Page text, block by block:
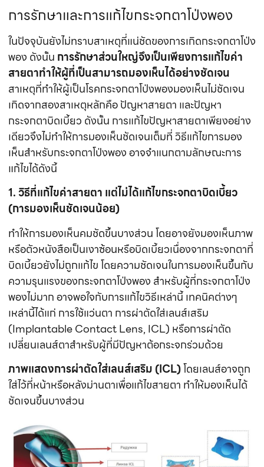
การรักษาและการแก้ไขกระจกตาโป่งพอง
ในปัจจุบันยังไม่ทราบสาเหตุที่แน่ชัดของการเกิดกระจกตาโป่ง
พอง ดังนั้น การรักษาส่วนใหญ่จึงเป็นเพียงการแก้ไขค่า
สายตาทำให้ผู้ที่เป็นสามารถมองเห็นได้อย่างชัดเจน
สาเหตุที่ทำให้ผู้เป็นโรคกระจกตาโป่งพองมองเห็นไม่ชัดเจน
เกิดจากสองสาเหตุหลักคือ ปัญหาสายตา และปัญหา
กระจกตาบิดเบี้ยว ดังนั้น การแก้ไขปัญหาสายตาเพียงอย่าง
เดียวจึงไม่ทำให้การมองเห็นชัดเจนเต็มที่ วิธีแก้ไขการมอง
เห็นสำหรับกระจกตาโป่งพอง อาจจำแนกตามลักษณะการ
แก้ไขได้ดังนี้
1. วิธีที่แก้ไขค่าสายตา แต่ไม่ได้แก้ไขกระจกตาบิดเบี้ยว
(การมองเห็นชัดเจนน้อย)
ทำให้การมองเห็นคมชัดขึ้นบางส่วน โดยอาจยังมองเห็นภาพ
หรือตัวหนังสือเป็นเงาซ้อนหรือบิดเบี้ยวเนื่องจากกระจกตาที่
บิดเบี้ยวยังไม่ถูกแก้ไข โดยความชัดเจนในการมองเห็นขึ้นกับ
ความรุนแรงของกระจกตาโป่งพอง สำหรับผู้ที่กระจกตาโป่ง
พองไม่มาก อาจพอใจกับการแก้ไขวิธีเหล่านี้ เทคนิคต่างๆ
เหล่านี้ได้แก่ การใช้แว่นตา การผ่าตัดใส่เลนส์เสริม
(Implantable Contact Lens, ICL) หรือการผ่าตัด
เปลี่ยนเลนส์ตาสำหรับผู้ที่มีปัญหาต้อกระจกร่วมด้วย
ภาพแสดงการผ่าตัดใส่เลนส์เสริม (ICL)โดยเลนส์อาจถูก
ใส่ไว้ที่หน้าหรือหลังม่านตาเพื่อแก้ไขสายตา ทำให้มองเห็นได้
ชัดเจนขึ้นบางส่วน